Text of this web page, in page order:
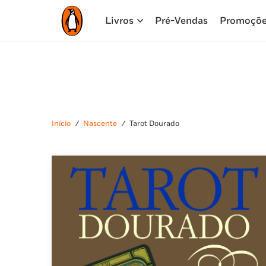
Livros Pré-Vendas
Início / Nascente / Tarot Dourado